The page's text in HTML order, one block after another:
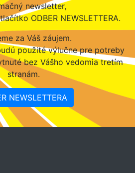
newsletter,
ODBER NEWSLETTERA.
za Váš záujem.
použité výlučne pre potreby
bez Vášho vedomia tretím
stranám.
NEWSLETTERA